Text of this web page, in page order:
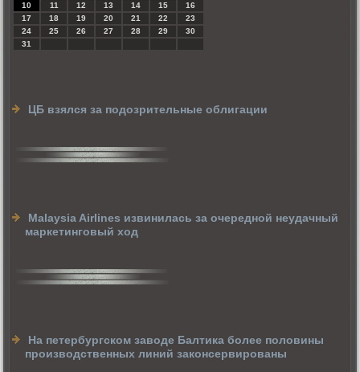
10
11 12 13 14 15
16
17
18 19 20 21 22
23
24
25 26 27 28 29
30
31
ЦБ взялся за подозрительные облигации
Malaysia Airlines извинилась за очередной неудачный
маркетинговый ход
На петербургском заводе Балтика более половины
производственных линий законсервированы